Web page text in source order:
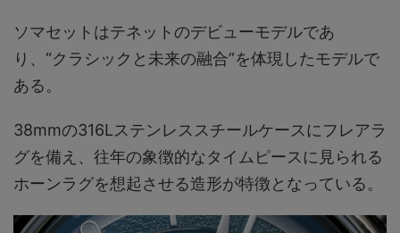
ソマセットはテネットのデビューモデルであ
り、“クラシックと未来の融合”を体現したモデルで
ある。
38mmの316Lステンレススチールケースにフレアラ
グを備え、往年の象徴的なタイムピースに見られる
ホーンラグを想起させる造形が特徴となっている。